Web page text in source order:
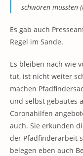
schwören mussten
Es gab auch
Regel im Sande.
Es bleiben nach wie
tut, ist nicht weiter
machen
und selbst gebautes
Coronahilfen
auch. Sie erkunden
der Pfadfinderarbeit
belegen eben auch